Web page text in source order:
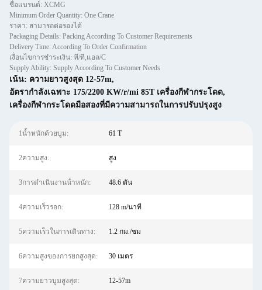
ชื่อแบรนด์: XCMG
Minimum Order Quantity: One Crane
ราคา: สามารถต่อรองได้
Packaging Details: Packing According To Customer Requirements
Delivery Time: According To Order Confirmation
เงื่อนไขการชำระเงิน: ที/ที,แอล/C
Supply Ability: Supply According To Customer Needs
เน้น: ความยาวสูงสุด 12-57m,
อัตรากําลังเฉพาะ 175/2200 KW/r/mi 85T เครื่องกีฬากระโดด,
เครื่องกีฬากระโดดมือสองที่มีความสามารถในการปรับปรุงสูง
1น้ำหนักด้วยบูม: 61 T
2ความสูง: สูง
3การดําเนินงานน้ําหนัก: 48.6 ตัน
4ความเร็วรอก: 128 m/นาที
5ความเร็วในการเดินทาง: 1.2 กม./ชม
6ความสูงของการยกสูงสุด: 30 เมตร
7ความยาวบูมสูงสุด: 12-57m